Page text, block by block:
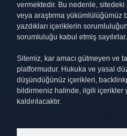
vermektedir. Bu nedenle,
veya araştırma yükümlülüğümüz
yazdıkları içeriklerin
sorumluluğu kabul etmiş sayılırlar.
Sitemiz, kar amacı gütmeyen ve
platformudur. Hukuka ve yasal
düşündüğünüz içerikleri,
bildirmeniz halinde, ilgili içerikler
kaldırılacaktır.